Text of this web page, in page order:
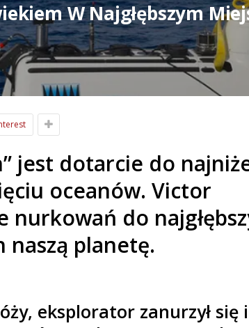
W Najgłębszym
jest dotarcie do
oceanów. Victor
do
naszą planetę.
eksplorator zanurzył się i